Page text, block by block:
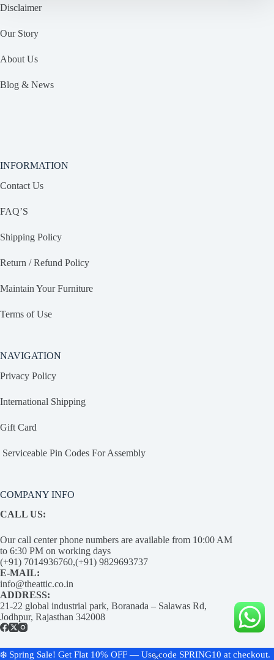
❄️ Spring Sale! Get Flat 10% OFF — Use code SPRING10 at checkout.
Disclaimer
Our Story
About Us
Blog & News
INFORMATION
Contact Us
FAQ’S
Shipping Policy
Return / Refund Policy
Maintain Your Furniture
Terms of Use
NAVIGATION
Privacy Policy
International Shipping
Gift Card
Serviceable Pin Codes For Assembly
COMPANY INFO
CALL US:
Our call center phone numbers are available from 10:00 AM
to 6:30 PM on working days
(+91) 7014936760,(+91) 9829693737
E-MAIL:
info@theattic.co.in
ADDRESS:
21-22 global industrial park, Boranada – Salawas Rd,
Jodhpur, Rajasthan 342008